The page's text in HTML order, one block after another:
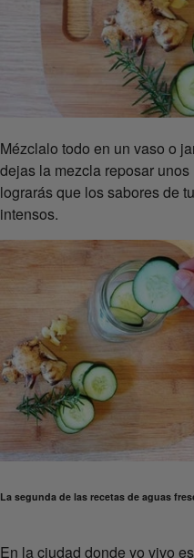
Mézclalo todo en un vaso o
dejas la mezcla reposar
lograrás que los sabores de
intensos.
La segunda de las recetas de aguas
En la ciudad donde yo vivo